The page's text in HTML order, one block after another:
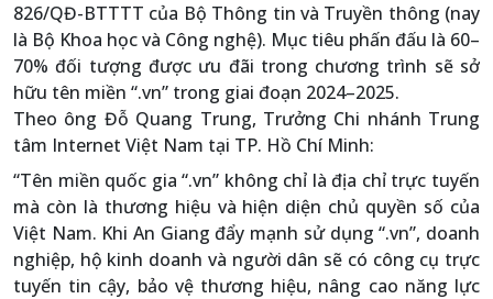
826/QĐ-BTTTT của Bộ Thông tin và Truyền thông (nay
là Bộ Khoa học và Công nghệ). Mục tiêu phấn đấu là 60–
70% đối tượng được ưu đãi trong chương trình sẽ sở
hữu tên miền “.vn” trong giai đoạn 2024–2025.
Theo ông Đỗ Quang Trung, Trưởng Chi nhánh Trung
tâm Internet Việt Nam tại TP. Hồ Chí Minh:
“Tên miền quốc gia “.vn” không chỉ là địa chỉ trực tuyến
mà còn là thương hiệu và hiện diện chủ quyền số của
Việt Nam. Khi An Giang đẩy mạnh sử dụng “.vn”, doanh
nghiệp, hộ kinh doanh và người dân sẽ có công cụ trực
tuyến tin cậy, bảo vệ thương hiệu, nâng cao năng lực